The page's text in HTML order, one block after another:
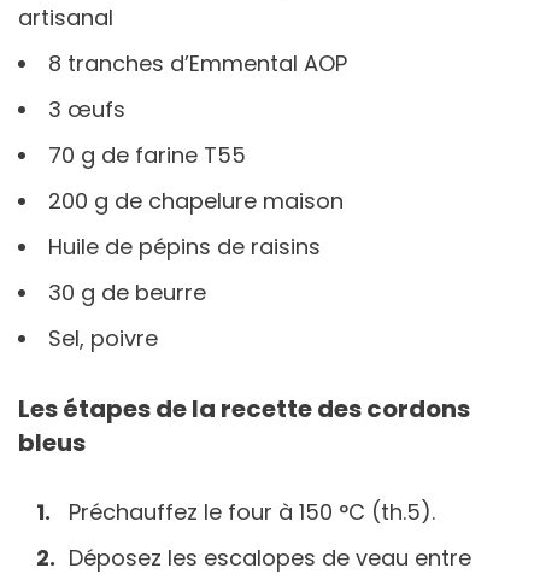
artisanal
8 tranches d’Emmental AOP
3 œufs
70 g de farine T55
200 g de chapelure maison
Huile de pépins de raisins
30 g de beurre
Sel, poivre
Les étapes de la recette des cordons
bleus
Préchauffez le four à 150 °C (th.5).
Déposez les escalopes de veau entre